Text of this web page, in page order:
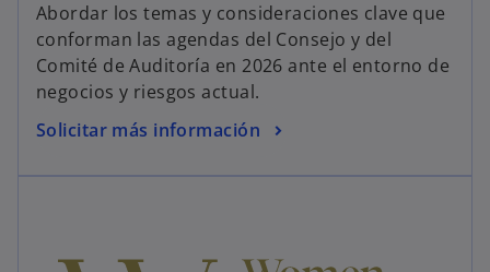
Abordar los temas y consideraciones clave que
conforman las agendas del Consejo y del
Comité de Auditoría en 2026 ante el entorno de
negocios y riesgos actual.
Solicitar más información